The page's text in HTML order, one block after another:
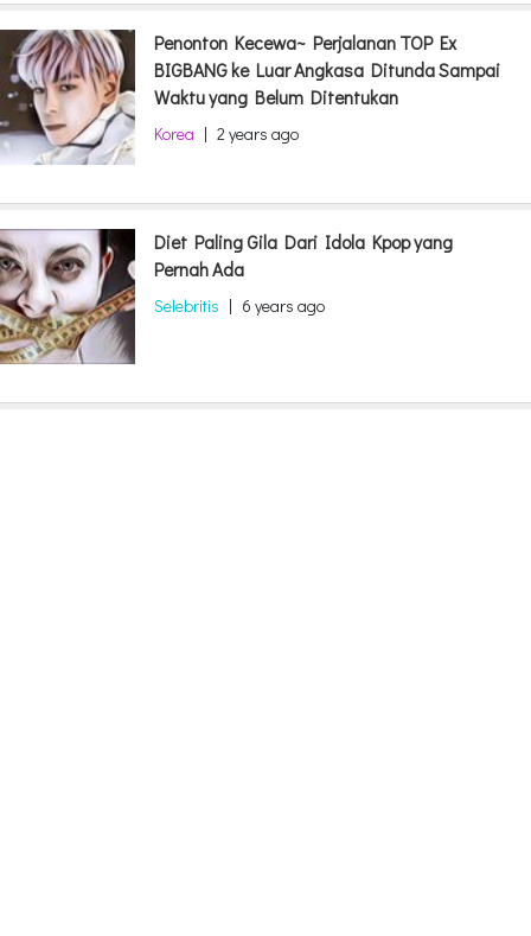
Penonton Kecewa~ Perjalanan TOP Ex
BIGBANG ke Luar Angkasa Ditunda Sampai
Waktu yang Belum Ditentukan
Korea | 2 years ago
Diet Paling Gila Dari Idola Kpop yang
Pernah Ada
Selebritis | 6 years ago